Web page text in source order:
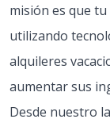
misión es que
utilizando
alquileres
aumentar sus
Desde nuestro